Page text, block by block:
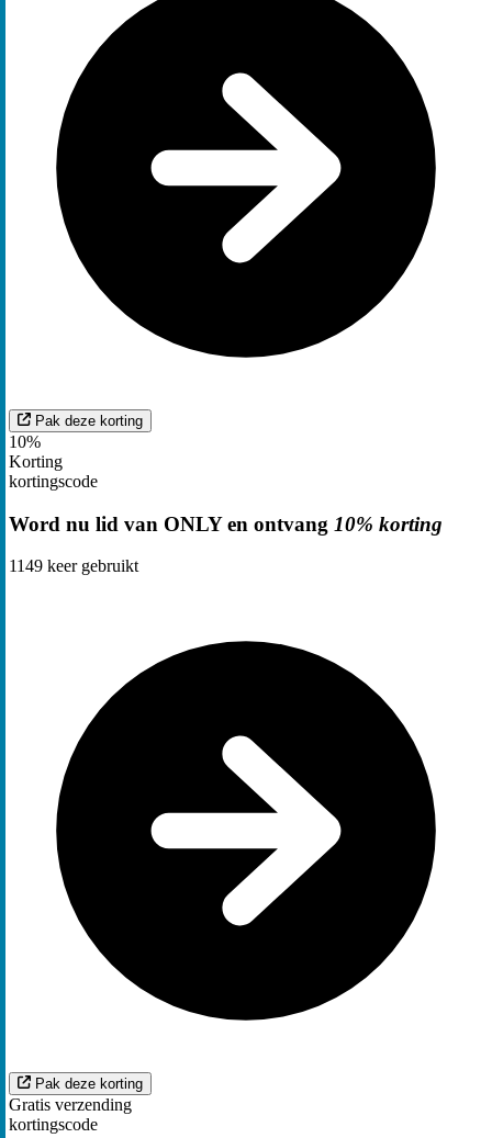
Pak deze korting
10%
Korting
kortingscode
Word nu lid van ONLY en ontvang 10% korting
1149 keer gebruikt
Pak deze korting
Gratis verzending
kortingscode